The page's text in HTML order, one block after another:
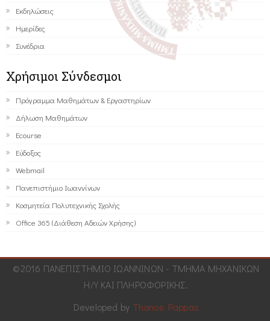
Εκδηλώσεις
Ημερίδες
Συνέδρια
Χρήσιμοι Σύνδεσμοι
Πρόγραμμα Μαθημάτων & Εργαστηρίων
Δήλωση Μαθημάτων
Ecourse
Εύδοξος
Webmail
Πανεπιστήμιο Ιωαννίνων
Κοσμητεία Πολυτεχνικής Σχολής
Office 365 (Διάθεση Αδειών Χρήσης)
©2016 ΠΑΝΕΠΙΣΤΗΜΙΟ ΙΩΑΝΝΙΝΩΝ - ΤΜΗΜΑ ΜΗΧΑΝΙΚΩΝ
Η/Υ ΚΑΙ ΠΛΗΡΟΦΟΡΙΚΗΣ.
Developed by Thanos Pappas